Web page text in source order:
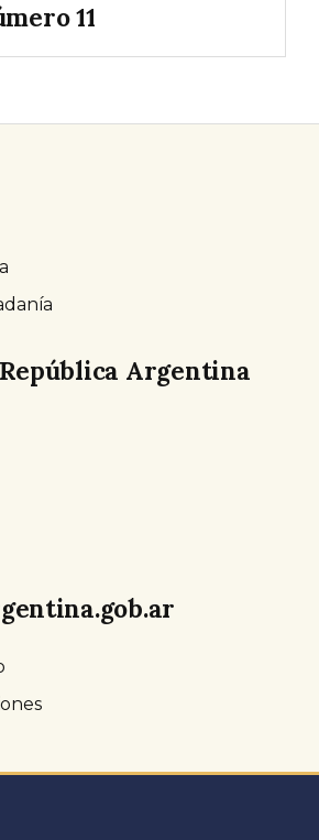
11
Argentina